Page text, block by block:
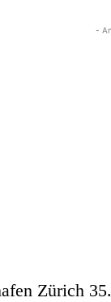
-
Zürich